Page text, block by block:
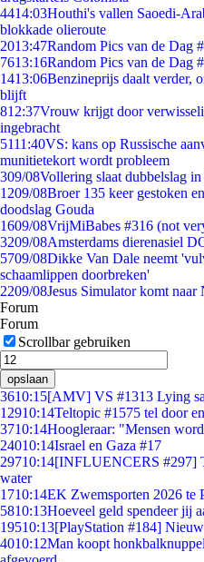
4414:03Houthi's vallen Saoedi-
blokkade olieroute
2013:47Random Pics van de Dag
7613:16Random Pics van de Dag
1413:06Benzineprijs daalt verder,
blijft
812:37Vrouw krijgt door
ingebracht
5111:40VS: kans op Russische
munitietekort wordt probleem
309/08Vollering slaat dubbelslag
1209/08Broer 135 keer gestoken
doodslag Gouda
1609/08VrijMiBabes #316 (not
3209/08Amsterdams dierenasiel
5709/08Dikke Van Dale neemt
schaamlippen doorbreken'
2209/08Jesus Simulator komt
Forum
Forum
Scrollbar gebruiken
opslaan
3610:15[AMV] VS #1313 Lying
12910:14Teltopic #1575 tel door
3710:14Hoogleraar: "Mensen
24010:14Israel en Gaza #17
29710:14[INFLUENCERS #297]
water
1710:14EK Zwemsporten 2026 te
5810:13Hoeveel geld spendeer jij
19510:13[PlayStation #184]
4010:12Man koopt